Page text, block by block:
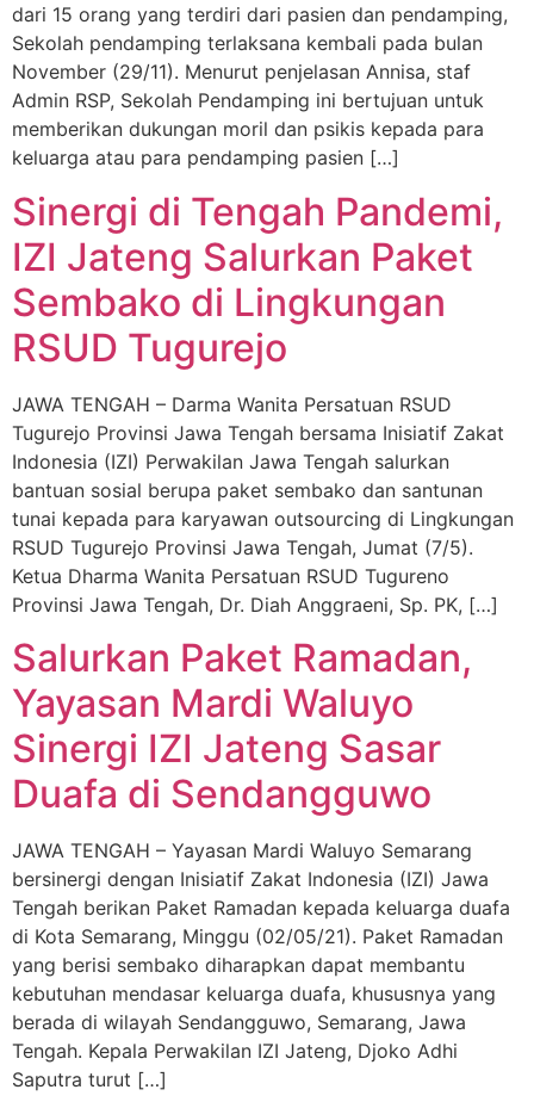
dari 15 orang yang terdiri dari pasien dan pendamping,
Sekolah pendamping terlaksana kembali pada bulan
November (29/11). Menurut penjelasan Annisa, staf
Admin RSP, Sekolah Pendamping ini bertujuan untuk
memberikan dukungan moril dan psikis kepada para
keluarga atau para pendamping pasien […]
Sinergi di Tengah Pandemi,
IZI Jateng Salurkan Paket
Sembako di Lingkungan
RSUD Tugurejo
JAWA TENGAH – Darma Wanita Persatuan RSUD
Tugurejo Provinsi Jawa Tengah bersama Inisiatif Zakat
Indonesia (IZI) Perwakilan Jawa Tengah salurkan
bantuan sosial berupa paket sembako dan santunan
tunai kepada para karyawan outsourcing di Lingkungan
RSUD Tugurejo Provinsi Jawa Tengah, Jumat (7/5).
Ketua Dharma Wanita Persatuan RSUD Tugureno
Provinsi Jawa Tengah, Dr. Diah Anggraeni, Sp. PK, […]
Salurkan Paket Ramadan,
Yayasan Mardi Waluyo
Sinergi IZI Jateng Sasar
Duafa di Sendangguwo
JAWA TENGAH – Yayasan Mardi Waluyo Semarang
bersinergi dengan Inisiatif Zakat Indonesia (IZI) Jawa
Tengah berikan Paket Ramadan kepada keluarga duafa
di Kota Semarang, Minggu (02/05/21). Paket Ramadan
yang berisi sembako diharapkan dapat membantu
kebutuhan mendasar keluarga duafa, khususnya yang
berada di wilayah Sendangguwo, Semarang, Jawa
Tengah. Kepala Perwakilan IZI Jateng, Djoko Adhi
Saputra turut […]